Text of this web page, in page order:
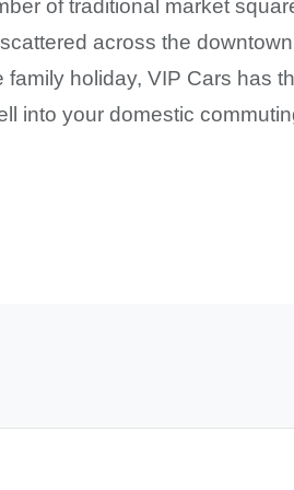
of traditional market
across the
family holiday, VIP Cars has
into your domestic